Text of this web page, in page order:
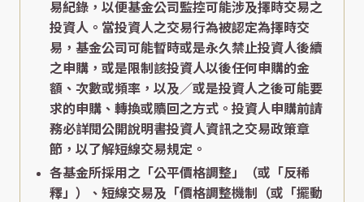
易紀錄，以便基金公司監控可能涉及擇時交易之
投資人。當投資人之交易行為被認定為擇時交
易，基金公司可能暫時或是永久禁止投資人後續
之申購，或是限制該投資人以後任何申購的金
額、次數或頻率，以及／或是投資人之後可能要
求的申購、轉換或贖回之方式。投資人申購前請
務必詳閱公開說明書投資人資訊之交易政策章
節，以了解短線交易規定。
各基金所採用之「公平價格調整」（或「反稀
釋」）、短線交易及「價格調整機制（或「擺動